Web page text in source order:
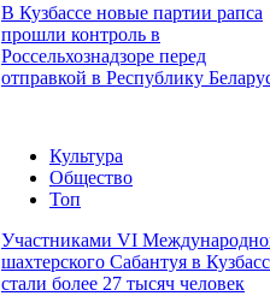
В Кузбассе новые партии рапса
прошли контроль в
Россельхознадзоре перед
отправкой в Республику
Культура
Общество
Топ
Участниками VI
шахтерского Сабантуя в
стали более 27 тысяч человек